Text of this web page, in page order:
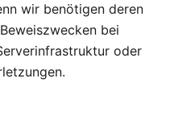
wir benötigen deren
bei
oder